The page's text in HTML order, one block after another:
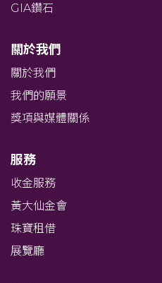
GIA鑽石
關於我們
關於我們
我們的願景
獎項與媒體關係
服務
收金服務
黃大仙金會
珠寶租借
展覽廳